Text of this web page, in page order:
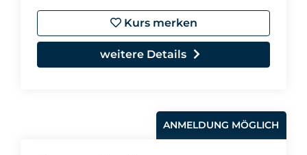
Kurs merken
weitere Details
ANMELDUNG MÖGLICH